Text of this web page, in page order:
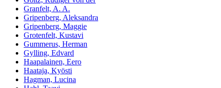
Granfelt, A. A.
Gripenberg, Aleksandra
Gripenberg, Maggie
Grotenfelt, Kustavi
Gummerus, Herman
Gylling, Edvard
Haapalainen, Eero
Haataja, Kyösti
Hagman, Lucina